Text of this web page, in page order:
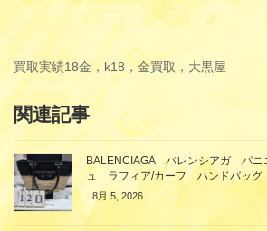
買取実績18金，k18，金買取，大黒屋
関連記事
BALENCIAGA バレンシアガ パニ
ュ ラフィア/カーフ ハンドバッ
8月 5, 2026